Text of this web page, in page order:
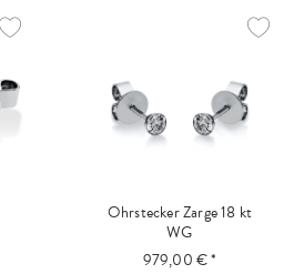
Ohrstecker Zarge 18 kt
WG
979,00 € *